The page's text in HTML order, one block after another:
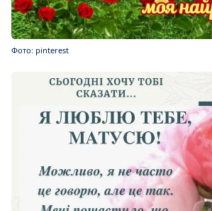
Фото: pinterest